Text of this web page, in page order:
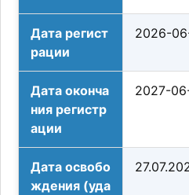
Дата регист
рации
2026-
Дата оконча
ния регистр
ации
2027-
Дата освобо
ждения (уда